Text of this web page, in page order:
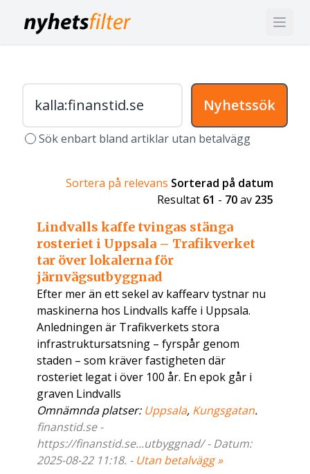
Nyhetssök
Sök enbart bland artiklar utan betalvägg
Sortera på relevans Sorterad på datum
Resultat 61 - 70av 235
Lindvalls kaffe tvingas stänga
rosteriet i Uppsala – Trafikverket
tar över lokalerna för
järnvägsutbyggnad
Efter mer än ett sekel av kaffearv tystnar nu
maskinerna hos Lindvalls kaffe i Uppsala.
Anledningen är Trafikverkets stora
infrastruktursatsning – fyrspår genom
staden – som kräver fastigheten där
rosteriet legat i över 100 år. En epok går i
graven Lindvalls
Omnämnda platser: Uppsala, Kungsgatan.
finanstid.se -
https://finanstid.se...utbyggnad/ - Datum:
2025-08-22 11:18. - Utan betalvägg »